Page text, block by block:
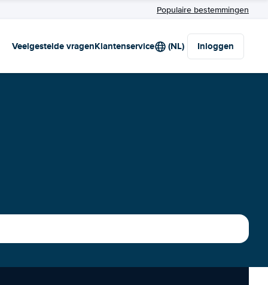
Populaire bestemmingen
Veelgestelde vragenKlantenservice (NL) Inloggen